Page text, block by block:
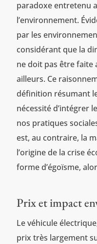
paradoxe entretenu
l’environnement.
par les
considérant que la
ne doit pas être faite
ailleurs. Ce
définition résumant
nécessité d’intégrer
nos pratiques
est, au contraire, la
l’origine de la crise
forme d’égoïsme,
Prix et impact
Le véhicule
prix très largement